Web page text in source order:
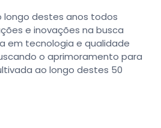
longo destes anos todos
e inovações na busca
em tecnologia e qualidade
o aprimoramento para
ao longo destes 50